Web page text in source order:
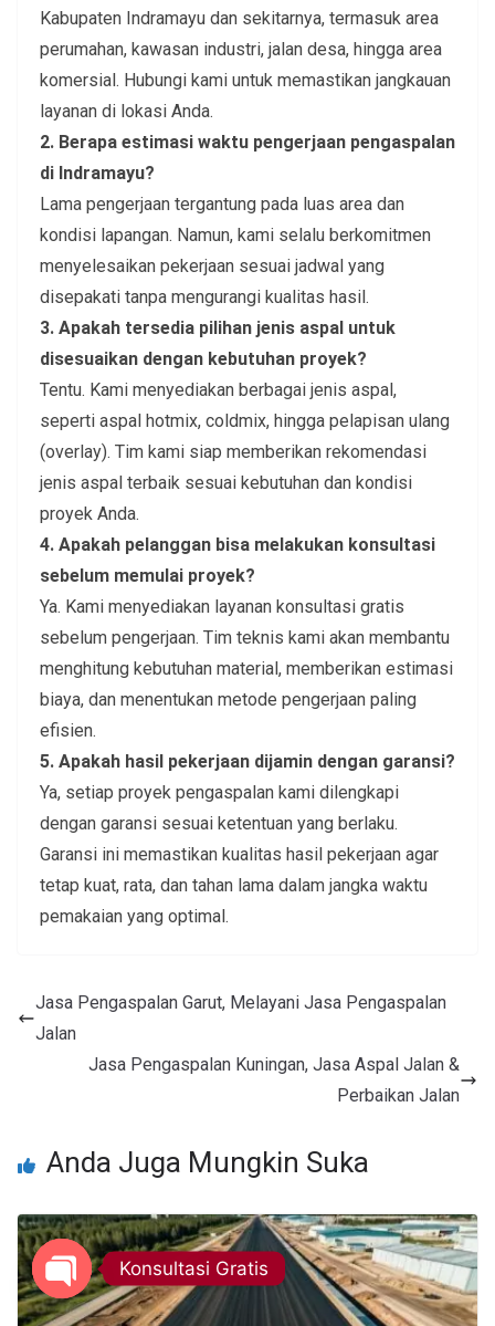
Kabupaten Indramayu dan sekitarnya, termasuk area
perumahan, kawasan industri, jalan desa, hingga area
komersial. Hubungi kami untuk memastikan jangkauan
layanan di lokasi Anda.
2. Berapa estimasi waktu pengerjaan pengaspalan
di Indramayu?
Lama pengerjaan tergantung pada luas area dan
kondisi lapangan. Namun, kami selalu berkomitmen
menyelesaikan pekerjaan sesuai jadwal yang
disepakati tanpa mengurangi kualitas hasil.
3. Apakah tersedia pilihan jenis aspal untuk
disesuaikan dengan kebutuhan proyek?
Tentu. Kami menyediakan berbagai jenis aspal,
seperti aspal hotmix, coldmix, hingga pelapisan ulang
(overlay). Tim kami siap memberikan rekomendasi
jenis aspal terbaik sesuai kebutuhan dan kondisi
proyek Anda.
4. Apakah pelanggan bisa melakukan konsultasi
sebelum memulai proyek?
Ya. Kami menyediakan layanan konsultasi gratis
sebelum pengerjaan. Tim teknis kami akan membantu
menghitung kebutuhan material, memberikan estimasi
biaya, dan menentukan metode pengerjaan paling
efisien.
5. Apakah hasil pekerjaan dijamin dengan garansi?
Ya, setiap proyek pengaspalan kami dilengkapi
dengan garansi sesuai ketentuan yang berlaku.
Garansi ini memastikan kualitas hasil pekerjaan agar
tetap kuat, rata, dan tahan lama dalam jangka waktu
pemakaian yang optimal.
Jasa Pengaspalan Garut, Melayani Jasa Pengaspalan
Jalan
Jasa Pengaspalan Kuningan, Jasa Aspal Jalan &
Perbaikan Jalan
Anda Juga Mungkin Suka
Konsultasi Gratis
Open chaty